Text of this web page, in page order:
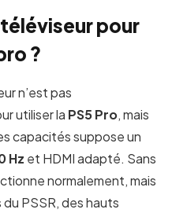
pour
?
n’est pas
utiliser la PS5 Pro, mais
capacités suppose un
Hz et HDMI adapté. Sans
normalement, mais
PSSR, des hauts